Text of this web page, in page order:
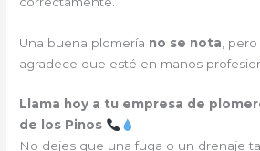
Una buena plomería no se nota ,
agradece que esté en manos
Llama hoy a tu empresa de
de los Pinos
No dejes que una fuga o un drenaje